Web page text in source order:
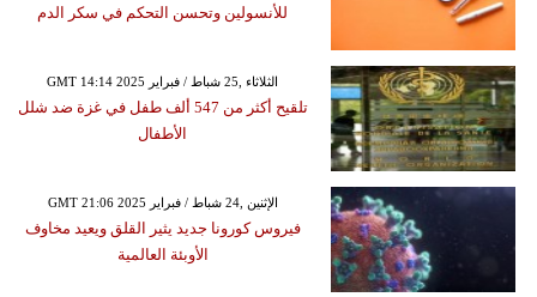
للأنسولين وتحسن التحكم في سكر الدم
GMT 14:14 2025 الثلاثاء ,25 شباط / فبراير
تلقيح أكثر من 547 ألف طفل في غزة ضد شلل
الأطفال
GMT 21:06 2025 الإثنين ,24 شباط / فبراير
فيروس كورونا جديد يثير القلق ويعيد مخاوف
الأوبئة العالمية